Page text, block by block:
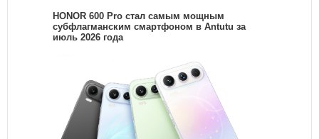
HONOR 600 Pro стал самым мощным
субфлагманским смартфоном в Antutu за
июль 2026 года